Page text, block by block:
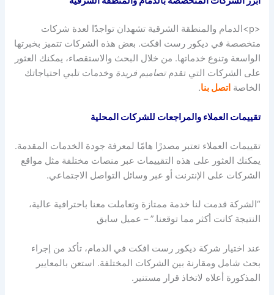
<p>الدمام والمنطقة الشرقية تشهدان تواجدًا لعدة شركات
متخصصة في ديكور رست افكت. بعض هذه الشركات تتميز بخبرتها
الواسعة وتنوع خدماتها. من خلال البحث والاستقصاء، يمكنك العثور
على الشركات التي تقدمتصاميم فريدة وخدمات تلبي احتياجاتك
الخاصة اتصل بنا.
تقييمات العملاء والمراجعات للشركات المحلية
تقييمات العملاء تعتبر مصدرًا هامًا لمعرفة جودة الخدمات المقدمة.
يمكنك العثور على هذه التقييمات عبر منصات مختلفة مثل مواقع
الشركات على الإنترنت أو عبر وسائل التواصل الاجتماعي.
“الشركة قدمت لنا خدمة ممتازة وتعاملت معنا باحترافية عالية،
النتيجة كانت أكثر مما توقعنا.” – عميل سابق
عند اختيار شركة ديكور رست افكت في الدمام، تأكد من إجراء
بحث شامل ومقارنة بين الشركات المختلفة. استعن بالمعايير
المذكورة أعلاه لاتخاذ قرار مستنير.